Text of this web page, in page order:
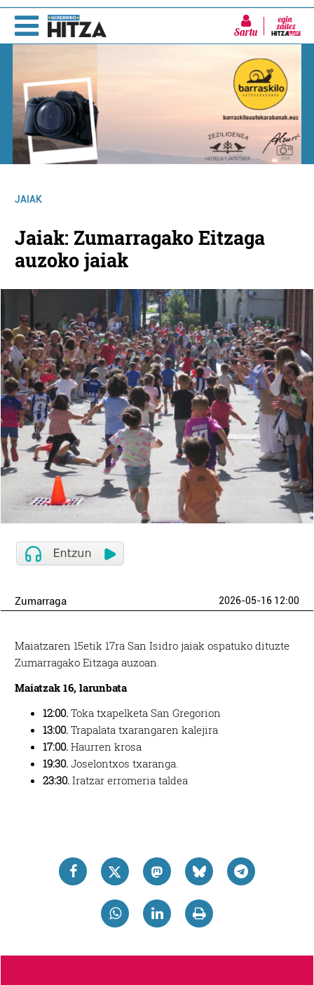
Sartu
JAIAK
Jaiak: Zumarragako Eitzaga
auzoko jaiak
Zumarraga 2026-05-16 12:00
Maiatzaren 15etik 17ra San Isidro jaiak ospatuko dituzte
Zumarragako Eitzaga auzoan.
Maiatzak 16, larunbata
12:00. Toka txapelketa San Gregorion
13:00. Trapalata txarangaren kalejira
17:00. Haurren krosa
19:30. Joselontxos txaranga.
23:30. Iratzar erromeria taldea